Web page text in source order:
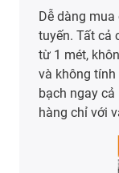
Dễ dàng
tuyến. Tất cả
từ 1 mét,
và không
bạch ngay
hàng chỉ với